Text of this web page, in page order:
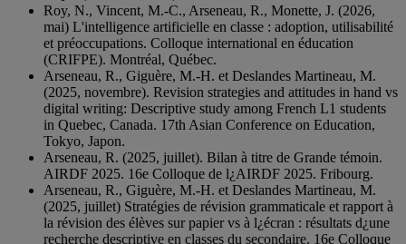
Roy, N., Vincent, M.-C., Arseneau, R., Monette, J. (2026,
mai) L'intelligence artificielle en classe : adoption, utilisabilité
et préoccupations. Colloque international en éducation
(CRIFPE). Montréal, Québec.
Arseneau, R., Giguère, M.-H. et Deslandes Martineau, M.
(2025, novembre). Revision strategies and attitudes in hand vs
digital writing: Descriptive study among French L1 students
in Quebec, Canada. 17th Asian Conference on Education,
Tokyo, Japon.
Arseneau, R. (2025, juillet). Bilan à titre de Grande témoin.
AIRDF 2025. 16e Colloque de l¿AIRDF 2025. Fribourg.
Arseneau, R., Giguère, M.-H. et Deslandes Martineau, M.
(2025, juillet) Stratégies de révision grammaticale et rapport à
la révision des élèves sur papier vs à l¿écran : résultats d¿une
recherche descriptive en classes du secondaire. 16e Colloque